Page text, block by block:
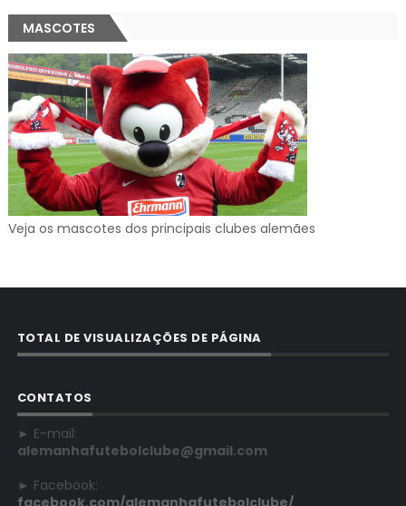
MASCOTES
Veja os mascotes dos principais clubes alemães
TOTAL DE VISUALIZAÇÕES DE PÁGINA
CONTATOS
► E-mail:
alemanhafutebolclube@gmail.com
► Facebook:
facebook.com/alemanhafutebolclube/